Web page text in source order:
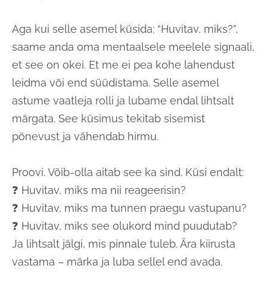
Aga kui selle asemel küsida: “Huvitav, miks?”,
saame anda oma mentaalsele meelele signaali,
et see on okei. Et me ei pea kohe lahendust
leidma või end süüdistama. Selle asemel
astume vaatleja rolli ja lubame endal lihtsalt
märgata. See küsimus tekitab sisemist
põnevust ja vähendab hirmu.
Proovi. Võib-olla aitab see ka sind. Küsi endalt:
❓ Huvitav, miks ma nii reageerisin?
❓ Huvitav, miks ma tunnen praegu vastupanu?
❓ Huvitav, miks see olukord mind puudutab?
Ja lihtsalt jälgi, mis pinnale tuleb. Ära kiirusta
vastama – märka ja luba sellel end avada.